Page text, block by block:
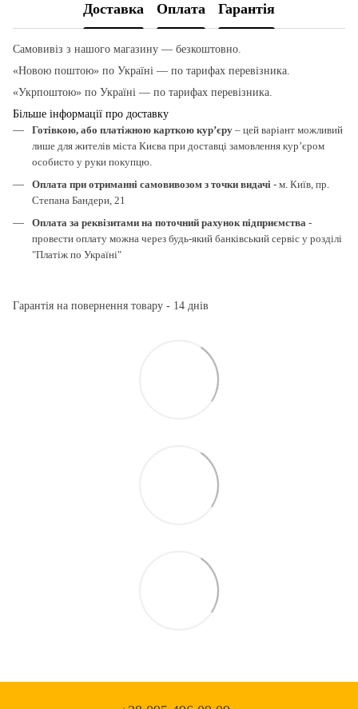
Доставка Оплата Гарантія
Самовивіз з нашого магазину — безкоштовно.
«Новою поштою» по Україні — по тарифах перевізника.
«Укрпоштою» по Україні — по тарифах перевізника.
Більше інформації про доставку
Готівкою, або платіжною карткою кур’єру – цей варіант можливий
лише для жителів міста Києва при доставці замовлення кур’єром
особисто у руки покупцю.
Оплата при отриманні самовивозом з точки видачі - м. Київ, пр.
Степана Бандери, 21
Оплата за реквізитами на поточний рахунок підприємства -
провести оплату можна через будь-який банківський сервіс у розділі
"Платіж по Україні"
Гарантія на повернення товару - 14 днів